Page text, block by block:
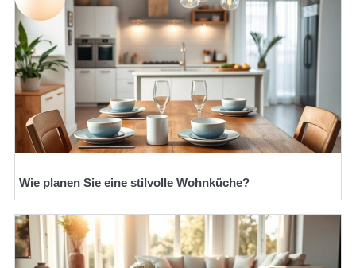
Wie planen Sie eine stilvolle Wohnküche?